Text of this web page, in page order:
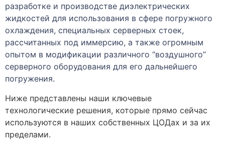
разработке и производстве диэлектрических
жидкостей для использования в сфере погружного
охлаждения, специальных серверных стоек,
рассчитанных под иммерсию, а также огромным
опытом в модификации различного “воздушного”
серверного оборудования для его дальнейшего
погружения.
Ниже представлены наши ключевые
технологические решения, которые прямо сейчас
используются в наших собственных ЦОДах и за их
пределами.